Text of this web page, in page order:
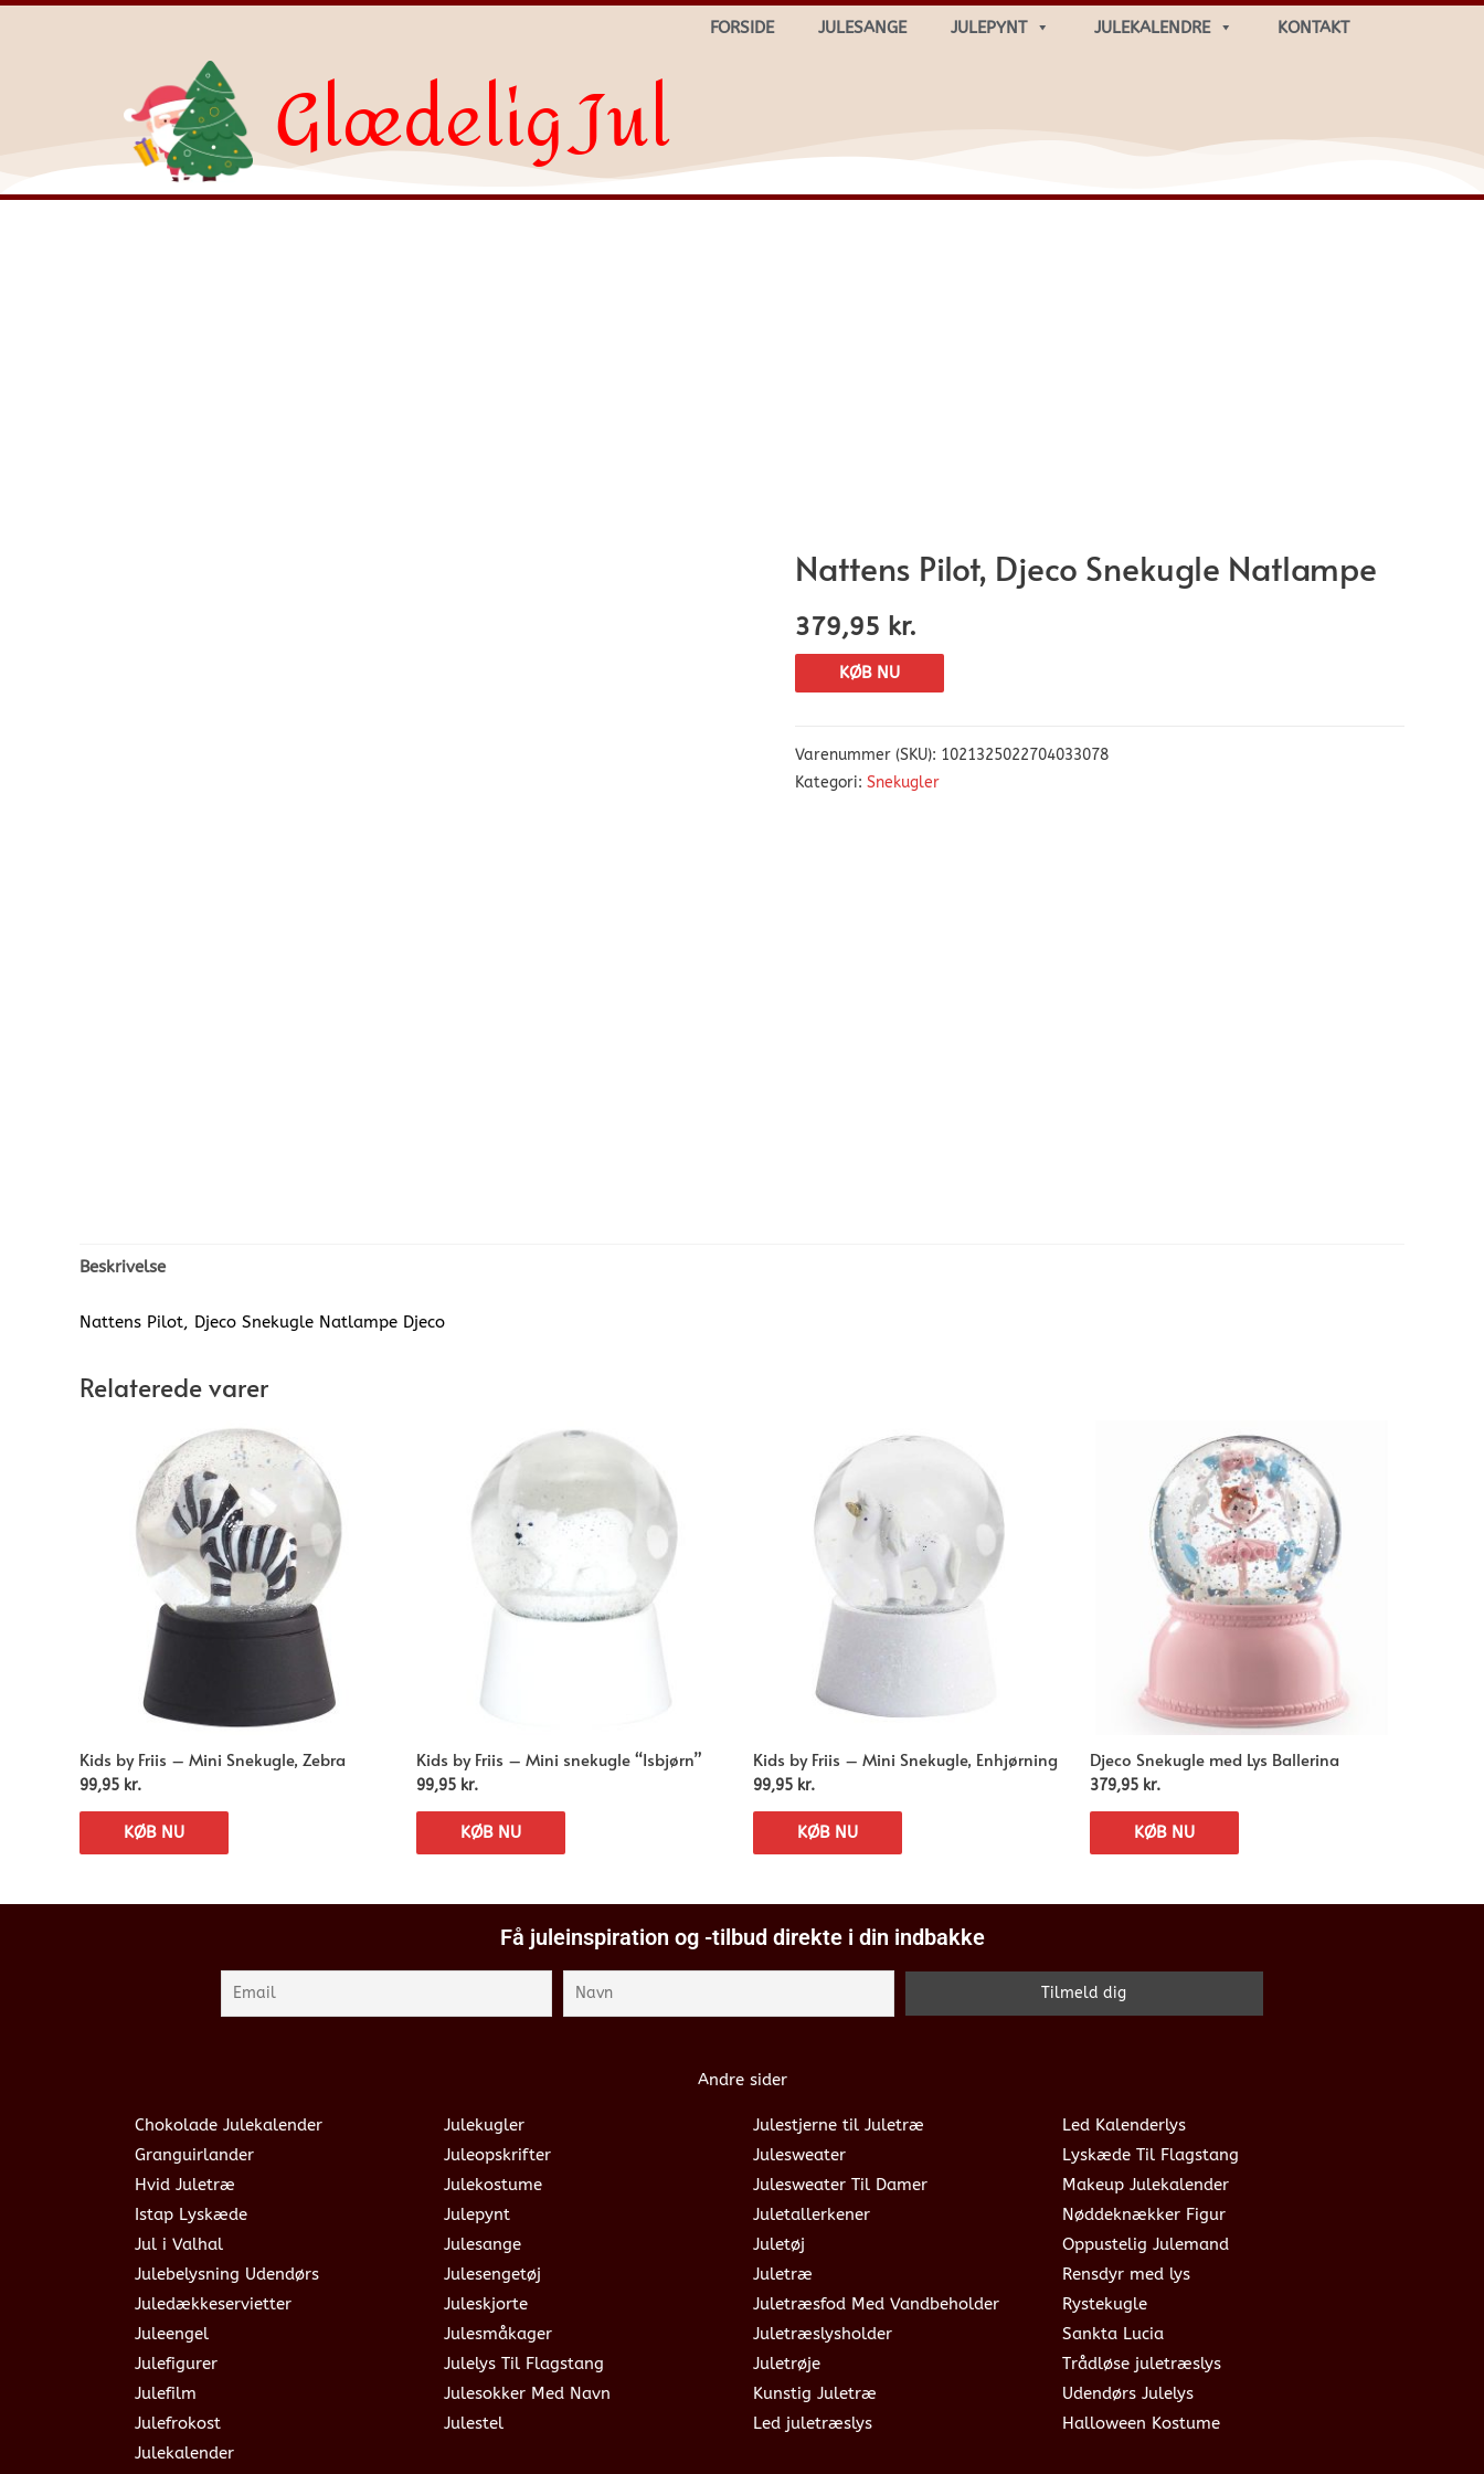
FORSIDE JULESANGE JULEPYNT JULEKALENDRE KONTAKT
Glædelig Jul
Nattens Pilot, Djeco Snekugle Natlampe
379,95 kr.
KØB NU
Varenummer (SKU): 1021325022704033078
Kategori: Snekugler
Beskrivelse
Nattens Pilot, Djeco Snekugle Natlampe Djeco
Relaterede varer
Kids by Friis – Mini Snekugle, Zebra
99,95 kr.
KØB NU
Kids by Friis – Mini snekugle “Isbjørn”
99,95 kr.
KØB NU
Kids by Friis – Mini Snekugle, Enhjørning
99,95 kr.
KØB NU
Djeco Snekugle med Lys Ballerina
379,95 kr.
KØB NU
Få juleinspiration og -tilbud direkte i din indbakke
Andre sider
Chokolade Julekalender
Granguirlander
Hvid Juletræ
Istap Lyskæde
Jul i Valhal
Julebelysning Udendørs
Juledækkeservietter
Juleengel
Julefigurer
Julefilm
Julefrokost
Julekalender
Julekugler
Juleopskrifter
Julekostume
Julepynt
Julesange
Julesengetøj
Juleskjorte
Julesmåkager
Julelys Til Flagstang
Julesokker Med Navn
Julestel
Julestjerne til Juletræ
Julesweater
Julesweater Til Damer
Juletallerkener
Juletøj
Juletræ
Juletræsfod Med Vandbeholder
Juletræslysholder
Juletrøje
Kunstig Juletræ
Led juletræslys
Led Kalenderlys
Lyskæde Til Flagstang
Makeup Julekalender
Nøddeknækker Figur
Oppustelig Julemand
Rensdyr med lys
Rystekugle
Sankta Lucia
Trådløse juletræslys
Udendørs Julelys
Halloween Kostume